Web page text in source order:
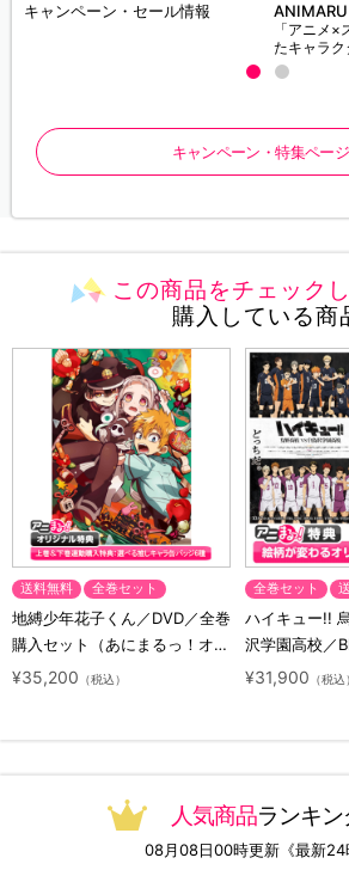
キャンペーン・セール情報 ANIMARU
「アニメ×
たキャラ
キャンペーン・特集ペー
この商品をチェック
購入している商
送料無料 全巻セット
地縛少年花子くん／DVD／全巻
購入セット（あにまるっ！オリ
ジナル特典付き・送料無料）
¥35,200 （税込）
全巻セット
ハイキュー!!
沢学園高校／
ット（初回生
¥31,900 （税込
人気商品ランキン
08月08日00時更新《最新24